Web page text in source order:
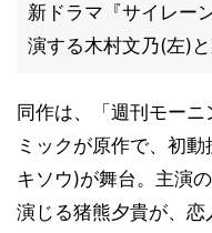
新ドラマ『サイレー
演する木村文乃(左)
同作は、「週刊モー
ミックが原作で、初
キソウ)が舞台。主演
演じる猪熊夕貴が、